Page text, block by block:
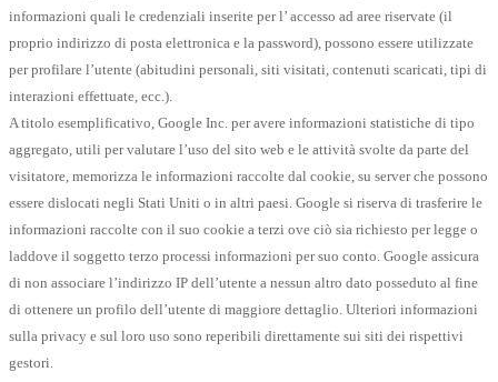
informazioni quali le credenziali inserite per l’ accesso ad aree riservate (il
proprio indirizzo di posta elettronica e la password), possono essere utilizzate
per profilare l’utente (abitudini personali, siti visitati, contenuti scaricati, tipi di
interazioni effettuate, ecc.).
A titolo esemplificativo, Google Inc. per avere informazioni statistiche di tipo
aggregato, utili per valutare l’uso del sito web e le attività svolte da parte del
visitatore, memorizza le informazioni raccolte dal cookie, su server che possono
essere dislocati negli Stati Uniti o in altri paesi. Google si riserva di trasferire le
informazioni raccolte con il suo cookie a terzi ove ciò sia richiesto per legge o
laddove il soggetto terzo processi informazioni per suo conto. Google assicura
di non associare l’indirizzo IP dell’utente a nessun altro dato posseduto al fine
di ottenere un profilo dell’utente di maggiore dettaglio. Ulteriori informazioni
sulla privacy e sul loro uso sono reperibili direttamente sui siti dei rispettivi
gestori.